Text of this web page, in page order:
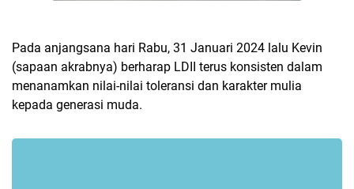
Pada anjangsana hari Rabu, 31 Januari 2024 lalu Kevin
(sapaan akrabnya) berharap LDII terus konsisten dalam
menanamkan nilai-nilai toleransi dan karakter mulia
kepada generasi muda.